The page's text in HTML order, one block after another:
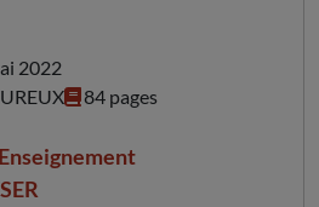
2022
84 pages